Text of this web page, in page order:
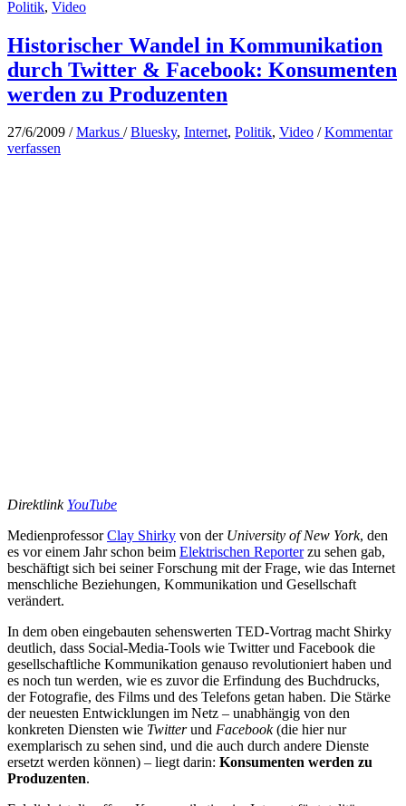
Politik, Video
Historischer Wandel in Kommunikation
durch Twitter & Facebook: Konsumenten
werden zu Produzenten
27/6/2009 /Markus /Bluesky, Internet, Politik, Video /Kommentar
verfassen
Direktlink YouTube
MedienprofessorClay Shirky von der University of New York, den
es vor einem Jahr schon beim Elektrischen Reporterzu sehen gab,
beschäftigt sich bei seiner Forschung mit der Frage, wie das Internet
menschliche Beziehungen, Kommunikation und Gesellschaft
verändert.
In dem oben eingebauten sehenswerten TED-Vortrag macht Shirky
deutlich, dass Social-Media-Tools wie Twitter und Facebook die
gesellschaftliche Kommunikation genauso revolutioniert haben und
es noch tun werden, wie es zuvor die Erfindung des Buchdrucks,
der Fotografie, des Films und des Telefons getan haben. Die Stärke
der neuesten Entwicklungen im Netz – unabhängig von den
konkreten Diensten wie Twitterund Facebook(die hier nur
exemplarisch zu sehen sind, und die auch durch andere Dienste
ersetzt werden können) – liegt darin: Konsumenten werden zu
Produzenten.